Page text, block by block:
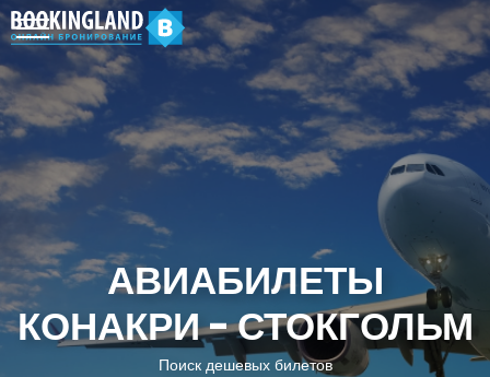
АВИАБИЛЕТЫ
КОНАКРИ - СТОКГОЛЬМ
Поиск дешевых билетов